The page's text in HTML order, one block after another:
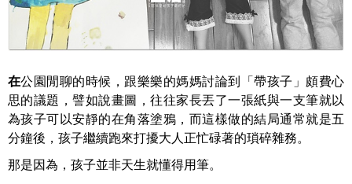
在公園閒聊的時候，跟樂樂的媽媽討論到「帶孩子」頗費心
思的議題，譬如說畫圖，往往家長丟了一張紙與一支筆就以
為孩子可以安靜的在角落塗鴉，而這樣做的結局通常就是五
分鐘後，孩子繼續跑來打擾大人正忙碌著的瑣碎雜務。
那是因為，孩子並非天生就懂得用筆。